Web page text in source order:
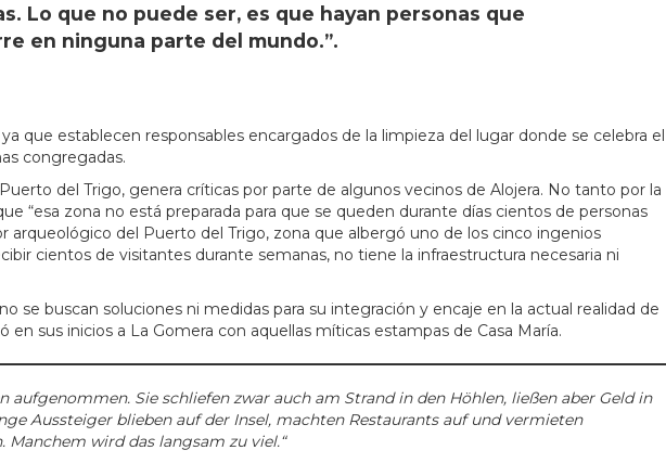
Lo que no puede ser, es que hayan personas que
en ninguna parte del mundo.”.
que establecen responsables encargados de la limpieza del lugar donde se celebra el
congregadas.
del Trigo, genera críticas por parte de algunos vecinos de Alojera. No tanto por la
“esa zona no está preparada para que se queden durante días cientos de personas
arqueológico del Puerto del Trigo, zona que albergó uno de los cinco ingenios
cientos de visitantes durante semanas, no tiene la infraestructura necesaria ni
buscan soluciones ni medidas para su integración y encaje en la actual realidad de
sus inicios a La Gomera con aquellas míticas estampas de Casa María.
Sie schliefen zwar auch am Strand in den Höhlen, ließen aber Geld in
Aussteiger blieben auf der Insel, machten Restaurants aufundvermieten
wird das langsam zu viel.“